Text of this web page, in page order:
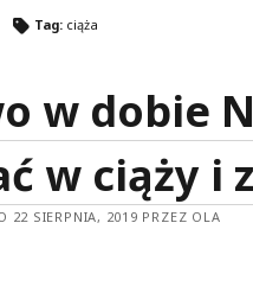
Biblioteka Akustyczna
seriale Fantasy
Francjafrancuskie filmy
Haruki Murakami
Tag: ciąża
w dobie
w ciąży i
22 SIERPNIA, 2019 PRZEZ OLA